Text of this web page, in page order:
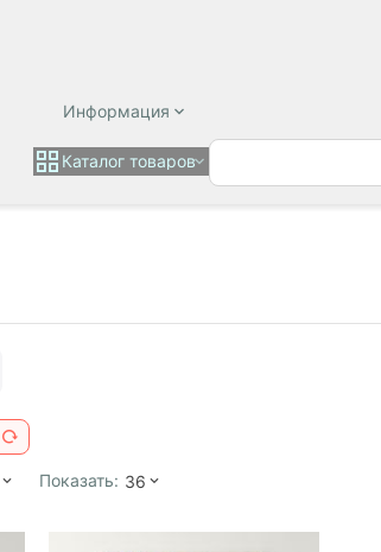
Информация
Каталог товаров
Показать: 36